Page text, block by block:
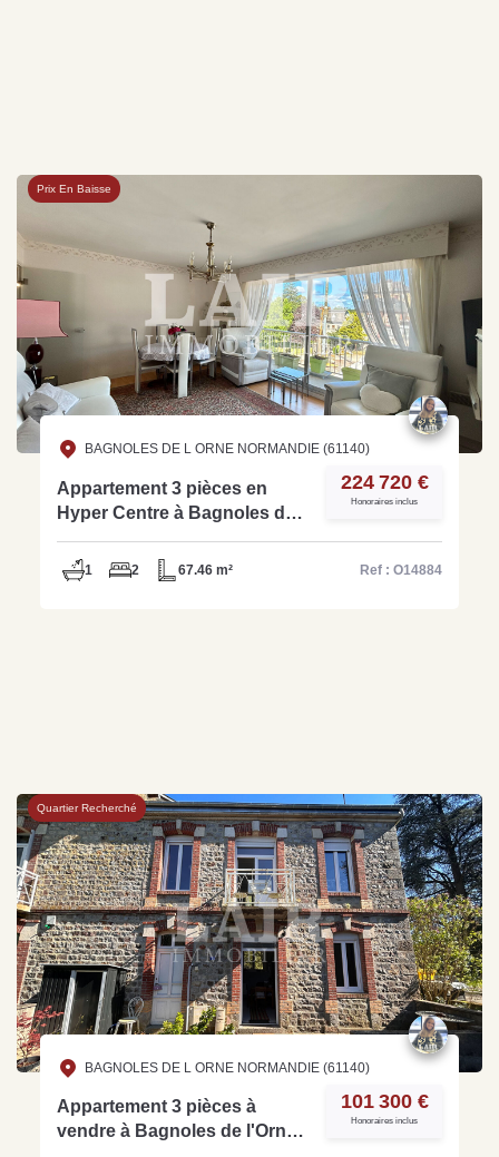
Prix En Baisse
BAGNOLES DE L ORNE NORMANDIE (61140)
Appartement 3 pièces en
Hyper Centre à Bagnoles de
l'Orne - Ref O14884
224 720 €
Honoraires inclus
1 2 67.46 m² Ref : O14884
Quartier Recherché
BAGNOLES DE L ORNE NORMANDIE (61140)
Appartement 3 pièces à
vendre à Bagnoles de l'Orne -
101 300 €
Honoraires inclus